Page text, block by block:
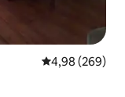
4,98 (269)